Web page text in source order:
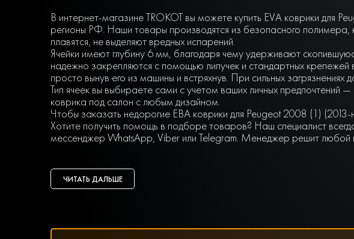
В интернет-магазине TROKOT вы можете купить EVA коврики для
регионы РФ. Наши товары производятся из безопасного
плавятся, не выделяют вредных испарений.
Ячейки имеют глубину 6 мм, благодаря чему удерживают
надежно закрепляются с помощью липучек и стандартных
просто вынув его из машины и встряхнув. При сильных
Тип ячеек вы выбираете сами с учетом ваших личных
коврика под салон с любым дизайном.
Чтобы заказать недорогие ЕВА коврики для Peugeot 2008 (1)
Хотите получить помощь в подборе товаров? Наш специалист
мессенджер WhatsApp, Viber или Telegram. Менеджер решит любой
ЧИТАТЬ ДАЛЬШЕ